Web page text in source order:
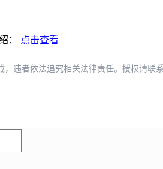
： 点击查看
，违者依法追究相关法律责任。授权请联